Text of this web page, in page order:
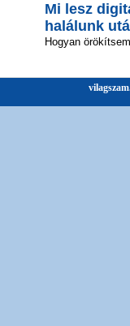
Mi lesz
halálunk
Hogyan